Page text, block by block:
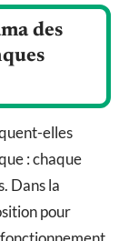
des
elles
: chaque
Dans la
pour